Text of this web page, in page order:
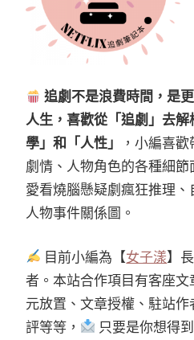
追劇不是浪費時間，是
人生，喜歡從「追劇」去解
學」和「人性」
，小編喜
劇情、人物角色的各種細節
愛看燒腦懸疑劇瘋狂推理
人物事件關係圖。
目前小編為【女子漾】
者。本站合作項目有客座文
元放置、文章授權、駐站作
評等等，
只要是你想得